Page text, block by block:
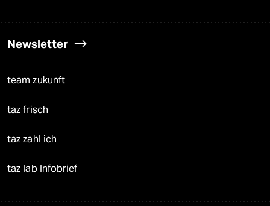
Newsletter
team zukunft
taz frisch
taz zahl ich
taz lab Infobrief